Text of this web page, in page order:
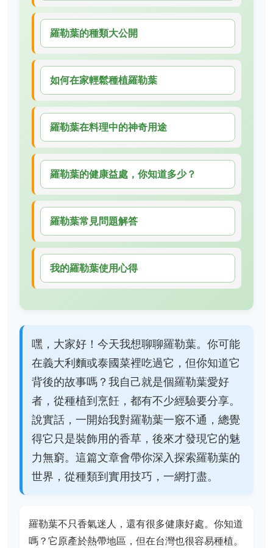
羅勒葉的種類大公開
如何在家輕鬆種植羅勒葉
羅勒葉在料理中的神奇用途
羅勒葉的健康益處，你知道多少？
羅勒葉常見問題解答
我的羅勒葉使用心得
嘿，大家好！今天我想聊聊羅勒葉。你可能
在義大利麵或泰國菜裡吃過它，但你知道它
背後的故事嗎？我自己就是個羅勒葉愛好
者，從種植到烹飪，都有不少經驗要分享。
說實話，一開始我對羅勒葉一竅不通，總覺
得它只是裝飾用的香草，後來才發現它的魅
力無窮。這篇文章會帶你深入探索羅勒葉的
世界，從種類到實用技巧，一網打盡。
羅勒葉不只香氣迷人，還有很多健康好處。你知道
嗎？它原產於熱帶地區，但在台灣也很容易種植。